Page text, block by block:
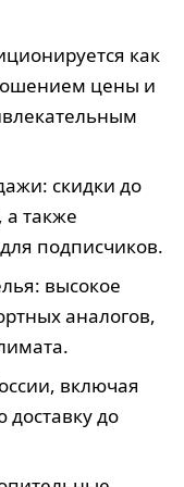
как
цены и
скидки до
также
подписчиков.
высокое
аналогов,
включая
доставку до